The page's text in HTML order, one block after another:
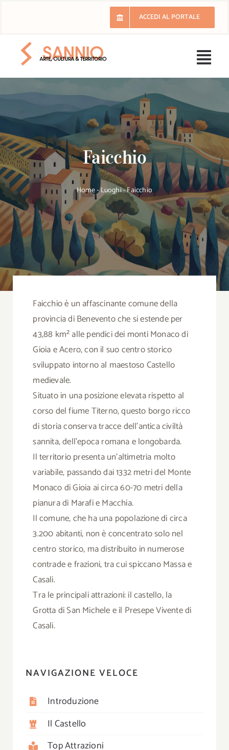
ACCEDI AL PORTALE
Cerca
per:
Faicchio
Home-Luoghi-Faicchio
Faicchio è un affascinante comune della
provincia di Benevento che si estende per
43,88 km² alle pendici dei monti Monaco di
Gioia e Acero, con il suo centro storico
sviluppato intorno al maestoso Castello
medievale.
Situato in una posizione elevata rispetto al
corso del fiume Titerno, questo borgo ricco
di storia conserva tracce dell’antica civiltà
sannita, dell’epoca romana e longobarda.
Il territorio presenta un’altimetria molto
variabile, passando dai 1332 metri del Monte
Monaco di Gioia ai circa 60-70 metri della
pianura di Marafi e Macchia.
Il comune, che ha una popolazione di circa
3.200 abitanti, non è concentrato solo nel
centro storico, ma distribuito in numerose
contrade e frazioni, tra cui spiccano Massa e
Casali.
Tra le principali attrazioni: il castello, la
Grotta di San Michele e il Presepe Vivente di
Casali.
NAVIGAZIONE VELOCE
Introduzione
Il Castello
Top Attrazioni